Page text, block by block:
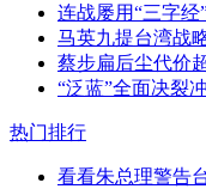
连战屡用“三字经
马英九提台湾战
蔡步扁后尘代价
“泛蓝”全面决裂
热门排行
看看朱总理警告